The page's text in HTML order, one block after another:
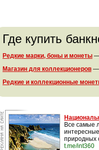
Где купить
Редкие марки, боны и монеты
Магазин для коллекционеров —
Редкие и коллекционные
Все самые
природных
t.me/int360